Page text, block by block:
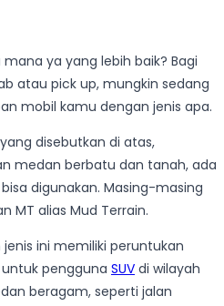
ya yang lebih baik? Bagi
atau pick up, mungkin sedang
mobil kamu dengan jenis apa.
disebutkan di atas,
medan berbatu dan tanah, ada
digunakan. Masing-masing
MT alias Mud Terrain.
ini memiliki peruntukan
pengguna SUV di wilayah
beragam, seperti jalan